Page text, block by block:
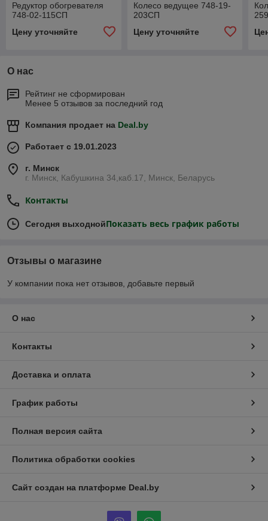
Редуктор обогревателя
748-02-115СП
Цену уточняйте
Колесо ведущее 748-19-
203СП
Цену уточняйте
О нас
Рейтинг не сформирован
Менее 5 отзывов за последний год
Компания продает на Deal.by
Работает с 19.01.2023
г. Минск
г. Минск, Кабушкина 34,каб.17, Минск, Беларусь
Контакты
Сегодня выходнойПоказать весь график работы
Отзывы о магазине
У компании пока нет отзывов, добавьте первый
О нас
Контакты
Доставка и оплата
График работы
Полная версия сайта
Политика обработки cookies
Сайт создан на платформе Deal.by